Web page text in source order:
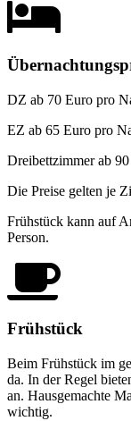
DZ ab 70 Euro pro
EZ ab 65 Euro pro
Dreibettzimmer ab
Die Preise gelten je
Frühstück kann auf
Person.
Frühstück
Beim Frühstück im
da. In der Regel
an. Hausgemachte
wichtig.